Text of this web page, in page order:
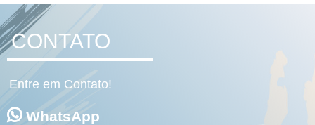
CONTATO
Entre em Contato!
WhatsApp